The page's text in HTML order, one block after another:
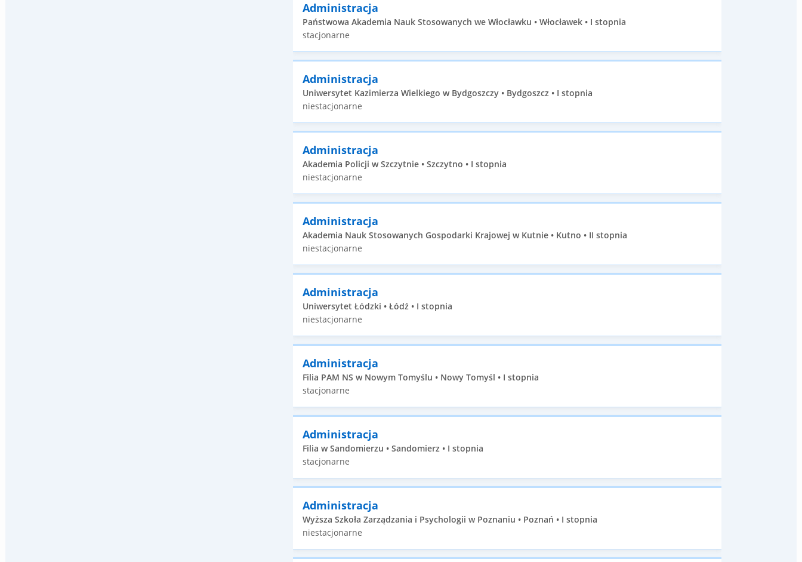
Administracja
Państwowa Akademia Nauk Stosowanych we Włocławku • Włocławek • I stopnia
stacjonarne
Administracja
Uniwersytet Kazimierza Wielkiego w Bydgoszczy • Bydgoszcz • I stopnia
niestacjonarne
Administracja
Akademia Policji w Szczytnie • Szczytno • I stopnia
niestacjonarne
Administracja
Akademia Nauk Stosowanych Gospodarki Krajowej w Kutnie • Kutno • II stopnia
niestacjonarne
Administracja
Uniwersytet Łódzki • Łódź • I stopnia
niestacjonarne
Administracja
Filia PAM NS w Nowym Tomyślu • Nowy Tomyśl • I stopnia
stacjonarne
Administracja
Filia w Sandomierzu • Sandomierz • I stopnia
stacjonarne
Administracja
Wyższa Szkoła Zarządzania i Psychologii w Poznaniu • Poznań • I stopnia
niestacjonarne